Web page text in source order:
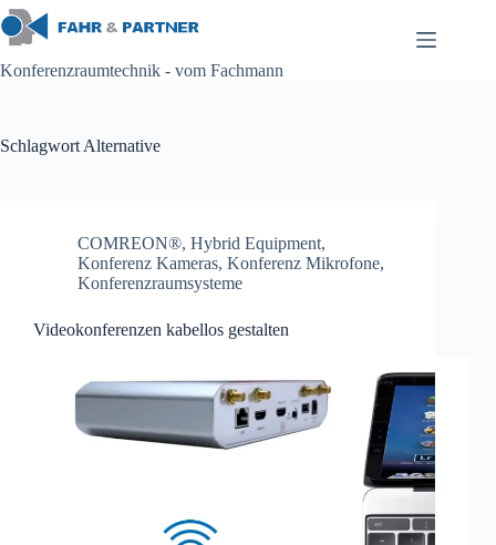
Zum
Inhalt
springen
Konferenzraumtechnik - vom Fachmann
Schlagwort Alternative
COMREON®, Hybrid Equipment,
Konferenz Kameras, Konferenz Mikrofone,
Konferenzraumsysteme
Videokonferenzen kabellos gestalten